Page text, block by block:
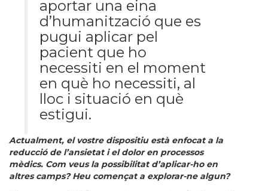
aportar una eina
d’humanització que es
pugui aplicar pel
pacient que ho
necessiti en el moment
en què ho necessiti, al
lloc i situació en què
estigui.
Actualment, el vostre dispositiu està enfocat a la
reducció de l’ansietat i el dolor en processos
mèdics. Com veus la possibilitat d’aplicar-ho en
altres camps? Heu començat a explorar-ne algun?